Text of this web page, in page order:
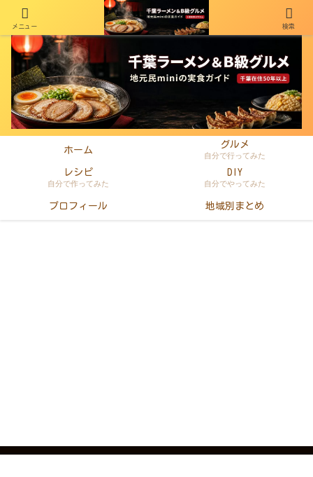
千葉在住50年以上のminiがラーメン・町中華・B級グルメを本音レビュー
ホーム
グルメ
自分で行ってみた
レシピ
自分で作ってみた
DIY
自分でやってみた
プロフィール 地域別まとめ
メニュー 検索